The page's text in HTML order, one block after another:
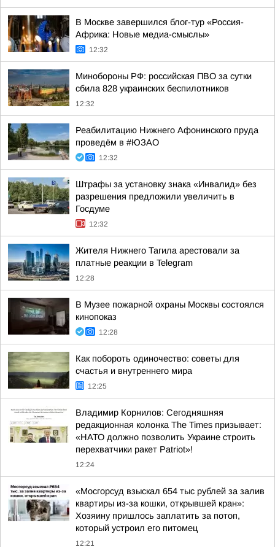
В Москве завершился блог-тур «Россия-
Африка: Новые медиа-смыслы»
12:32
Минобороны РФ: российская ПВО за сутки
сбила 828 украинских беспилотников
12:32
Реабилитацию Нижнего Афонинского пруда
проведём в #ЮЗАО
12:32
Штрафы за установку знака «Инвалид» без
разрешения предложили увеличить в
Госдуме
12:32
Жителя Нижнего Тагила арестовали за
платные реакции в Telegram
12:28
В Музее пожарной охраны Москвы состоялся
кинопоказ
12:28
Как побороть одиночество: советы для
счастья и внутреннего мира
12:25
Владимир Корнилов: Сегодняшняя
редакционная колонка The Times призывает:
«НАТО должно позволить Украине строить
перехватчики ракет Patriot»!
12:24
«Мосгорсуд взыскал 654 тыс рублей за залив
квартиры из-за кошки, открывшей кран»:
Хозяину пришлось заплатить за потоп,
который устроил его питомец
12:21